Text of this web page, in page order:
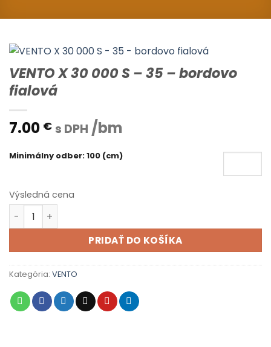
VENTO X 30 000 S – 35 – bordovo
fialová
7.00 € s DPH /bm
Minimálny odber: 100 (cm)
Výsledná cena
množstvo VENTO X 30 000 S - 35 - bordovo fialová
PRIDAŤ DO KOŠÍKA
Kategória: VENTO